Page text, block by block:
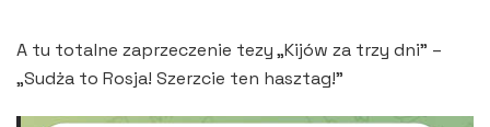
A tu totalne zaprzeczenie tezy „Kijów za trzy dni” –
„Sudża to Rosja! Szerzcie ten hasztag!”